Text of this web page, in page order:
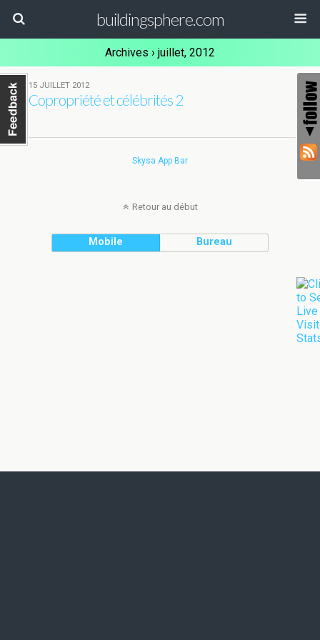
buildingsphere.com
Archives › juillet, 2012
2
15 JUILLET 2012
Copropriété et célébrités 2
Skysa App Bar
Retour au début
Mobile Bureau